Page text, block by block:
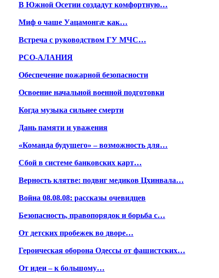
В Южной Осетии создадут комфортную…
Миф о чаше Уацамонгæ как…
Встреча с руководством ГУ МЧС…
РСО-АЛАНИЯ
Обеспечение пожарной безопасности
Освоение начальной военной подготовки
Когда музыка сильнее смерти
Дань памяти и уважения
«Команда будущего» – возможность для…
Сбой в системе банковских карт…
Верность клятве: подвиг медиков Цхинвала…
Война 08.08.08: рассказы очевидцев
Безопасность, правопорядок и борьба с…
От детских пробежек во дворе…
Героическая оборона Одессы от фашистских…
От идеи – к большому…